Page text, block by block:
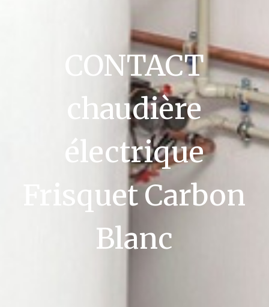
CONTACT
chaudière
électrique
Frisquet Carbon
Blanc